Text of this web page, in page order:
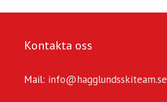
Kontakta oss
Mail: info@hagglundsskiteam.se